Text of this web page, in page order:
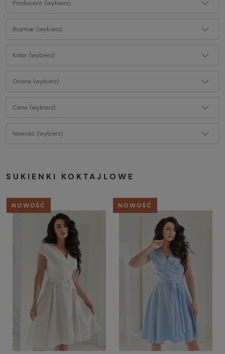
Producent: (wybierz)
Rozmiar: (wybierz)
Kolor: (wybierz)
Ocena: (wybierz)
Cena: (wybierz)
Nowość: (wybierz)
SUKIENKI KOKTAJLOWE
NOWOŚĆ NOWOŚĆ